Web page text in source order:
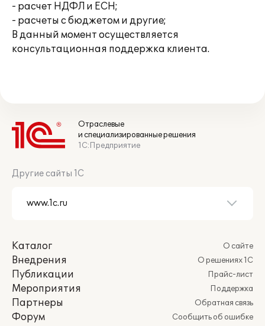
- расчет НДФЛ и ЕСН;
- расчеты с бюджетом и другие;
В данный момент осуществляется
консультационная поддержка клиента.
Отраслевые
и специализированные решения
1С:Предприятие
Другие сайты 1С
Каталог
Внедрения
Публикации
Мероприятия
Партнеры
Форум
О сайте
О решениях 1С
Прайс-лист
Поддержка
Обратная связь
Сообщить об ошибке